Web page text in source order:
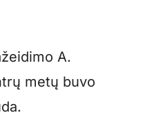
A.
metų buvo